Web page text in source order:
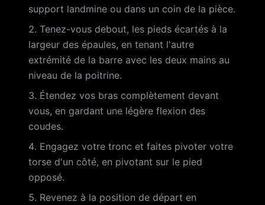
support landmine ou dans un coin de la pièce.
Tenez-vous debout, les pieds écartés à la
largeur des épaules, en tenant l'autre
extrémité de la barre avec les deux mains au
niveau de la poitrine.
Étendez vos bras complètement devant
vous, en gardant une légère flexion des
coudes.
Engagez votre tronc et faites pivoter votre
torse d'un côté, en pivotant sur le pied
opposé.
Revenez à la position de départ en